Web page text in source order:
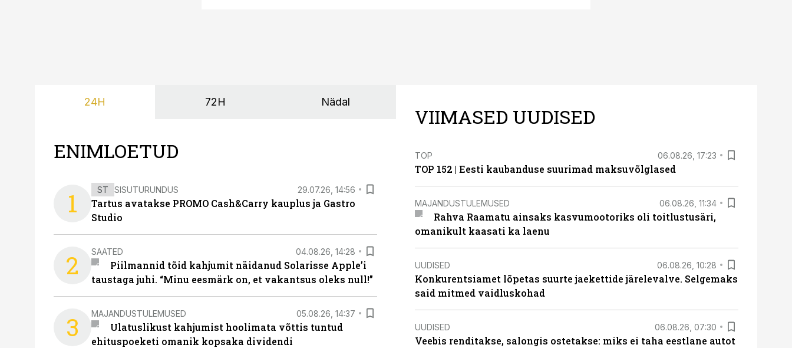
24H 72H Nädal
ENIMLOETUD
1 ST SISUTURUNDUS 29.07.26, 14:56
Tartus avatakse PROMO Cash&Carry kauplus ja Gastro
Studio
2 SAATED 04.08.26, 14:28
Piilmannid tõid kahjumit näidanud Solarisse Apple’i
taustaga juhi. “Minu eesmärk on, et vakantsus oleks null!”
3 MAJANDUSTULEMUSED 05.08.26, 14:37
Ulatuslikust kahjumist hoolimata võttis tuntud
ehituspoeketi omanik kopsaka dividendi
VIIMASED UUDISED
TOP 06.08.26, 17:23
TOP 152 | Eesti kaubanduse suurimad maksuvõlglased
MAJANDUSTULEMUSED 06.08.26, 11:34
Rahva Raamatu ainsaks kasvumootoriks oli toitlustusäri,
omanikult kaasati ka laenu
UUDISED 06.08.26, 10:28
Konkurentsiamet lõpetas suurte jaekettide järelevalve. Selgemaks
said mitmed vaidluskohad
UUDISED 06.08.26, 07:30
Veebis renditakse, salongis ostetakse: miks ei taha eestlane autot